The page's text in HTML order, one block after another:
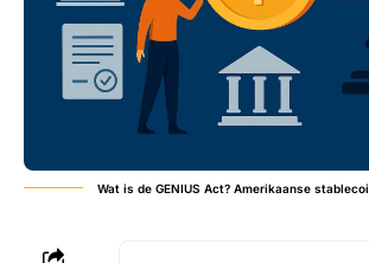
Wat is de GENIUS Act? Amerikaanse